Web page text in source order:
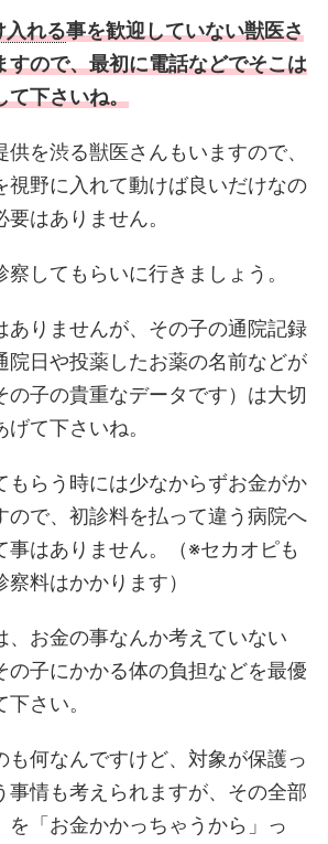
入れる事を歓迎していない獣医さ
すので、最初に電話などでそこは
て下さいね。
供を渋る獣医さんもいますので、
視野に入れて動けば良いだけなの
はありません。
してもらいに行きましょう。
ありませんが、その子の通院記録
院日や投薬したお薬の名前などが
の子の貴重なデータです）は大切
て下さいね。
もらう時には少なからずお金がか
ので、初診料を払って違う病院へ
事はありません。（※セカオピも
料はかかります）
、お金の事なんか考えていない
の子にかかる体の負担などを最優
さい。
も何なんですけど、対象が保護っ
事情も考えられますが、その全部
を「お金かかっちゃうから」っ